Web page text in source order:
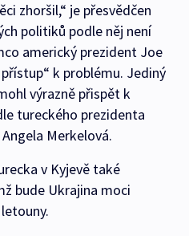
zhoršil,“ je přesvědčen
politiků podle něj není
americký prezident Joe
k problému. Jediný
výrazně přispět k
tureckého prezidenta
Merkelová.
v Kyjevě také
bude Ukrajina moci